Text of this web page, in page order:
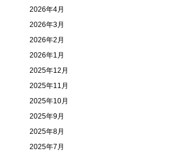
2026年4月
2026年3月
2026年2月
2026年1月
2025年12月
2025年11月
2025年10月
2025年9月
2025年8月
2025年7月